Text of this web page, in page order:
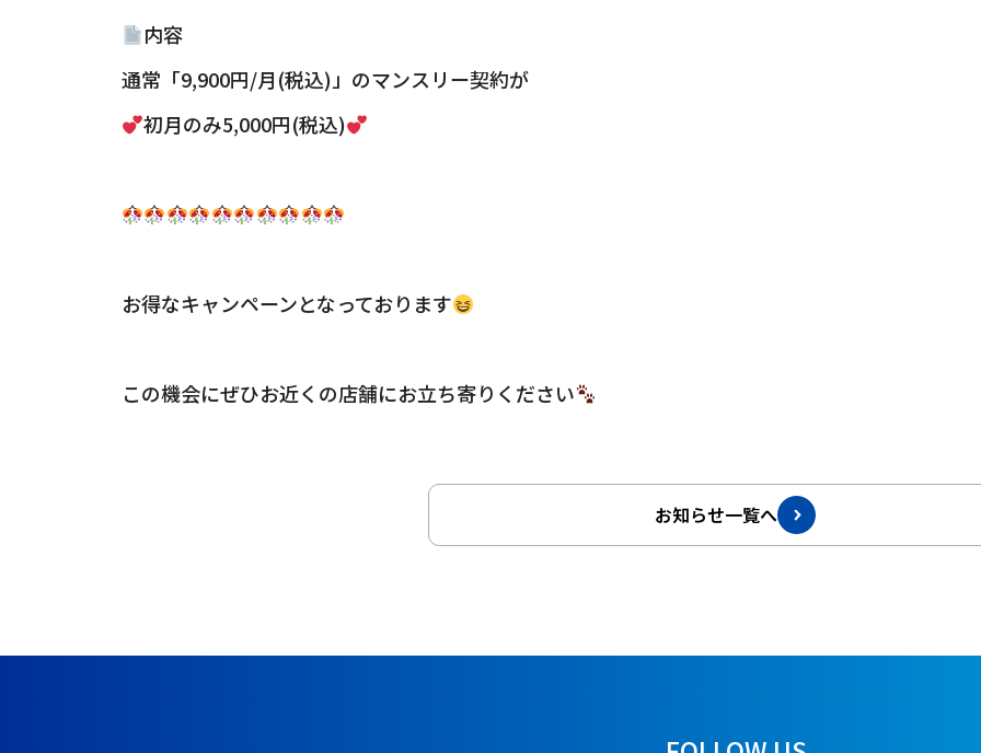
内容
通常「9,900円/月(税込)」のマンスリー契約が
初月のみ5,000円(税込)
お得なキャンペーンとなっております
この機会にぜひお近くの店舗にお立ち寄りください
お知らせ一覧へ